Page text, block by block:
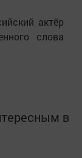
актёр
слова
в